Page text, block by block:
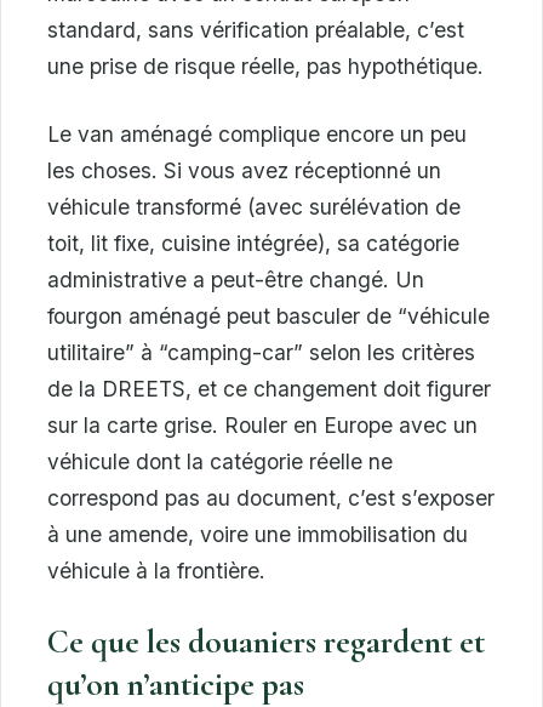
standard, sans vérification préalable, c’est
une prise de risque réelle, pas hypothétique.
Le van aménagé complique encore un peu
les choses. Si vous avez réceptionné un
véhicule transformé (avec surélévation de
toit, lit fixe, cuisine intégrée), sa catégorie
administrative a peut-être changé. Un
fourgon aménagé peut basculer de “véhicule
utilitaire” à “camping-car” selon les critères
de la DREETS, et ce changement doit figurer
sur la carte grise. Rouler en Europe avec un
véhicule dont la catégorie réelle ne
correspond pas au document, c’est s’exposer
à une amende, voire une immobilisation du
véhicule à la frontière.
Ce que les douaniers regardent et
qu’on n’anticipe pas